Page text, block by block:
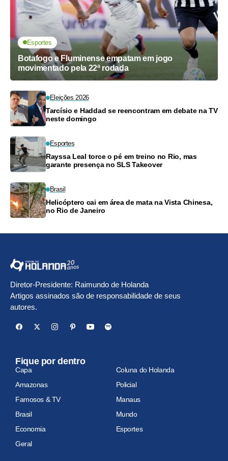
Esportes
Botafogo e Fluminense empatam em jogo
movimentado pela 22ª rodada
Eleições 2026
Tarcísio e Haddad se reencontram em debate na TV
neste domingo
Esportes
Rayssa Leal torce o pé em treino no Rio, mas
garante presença no SLS Takeover
Brasil
Helicóptero cai em área de mata na Vista Chinesa,
no Rio de Janeiro
Diretor-Presidente: Raimundo de Holanda
Artigos assinados são de responsabilidade de seus
autores.
Fique por dentro
Capa
Coluna do Holanda
Amazonas
Policial
Famosos & TV
Manaus
Brasil
Mundo
Economia
Esportes
Geral